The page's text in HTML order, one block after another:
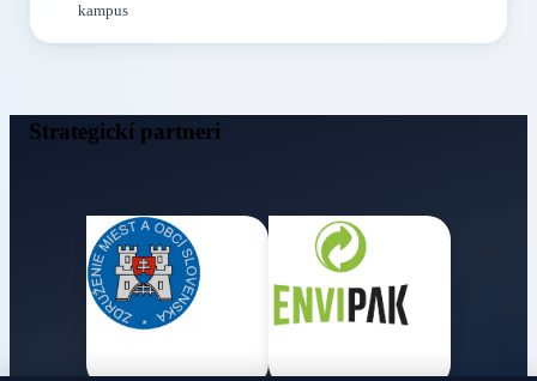
kampus
Strategickí partneri